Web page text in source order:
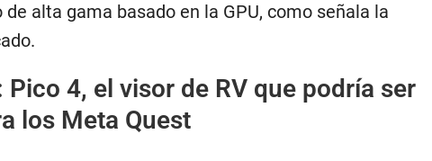
alta gama basado en la GPU, como señala la
Pico 4, el visor de RV que podría ser
los Meta Quest